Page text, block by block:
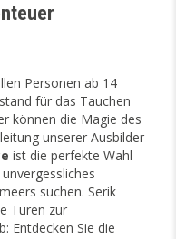
Personen ab 14
für das Tauchen
können die Magie des
unserer Ausbilder
ist die perfekte Wahl
suchen. Serik
Türen zur
Entdecken Sie die